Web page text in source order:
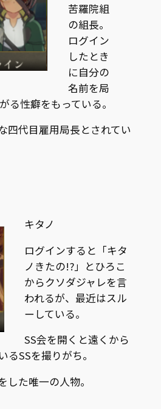
苦羅院組
の組長。
ログイン
したとき
に自分の
名前を局
る性癖をもっている。
四代目雇用局長とされてい
キタノ
ログインすると「キタ
ノきたの!?」とひろこ
からクソダジャレを言
われるが、最近はスル
ーしている。
SS会を開くと遠くから
るSSを撮りがち。
した唯一の人物。